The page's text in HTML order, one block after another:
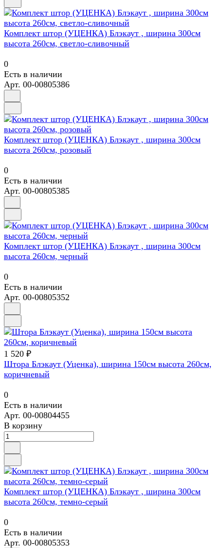
Комплект штор (УЦЕНКА) Блэкаут , ширина 300см
высота 260см, светло-сливочный
0
Есть в наличии
Арт. 00-00805386
Комплект штор (УЦЕНКА) Блэкаут , ширина 300см
высота 260см, розовый
0
Есть в наличии
Арт. 00-00805385
Комплект штор (УЦЕНКА) Блэкаут , ширина 300см
высота 260см, черный
0
Есть в наличии
Арт. 00-00805352
1 520 ₽
Штора Блэкаут (Уценка), ширина 150см высота 260см,
коричневый
0
Есть в наличии
Арт. 00-00804455
В корзину
Комплект штор (УЦЕНКА) Блэкаут , ширина 300см
высота 260см, темно-серый
0
Есть в наличии
Арт. 00-00805353